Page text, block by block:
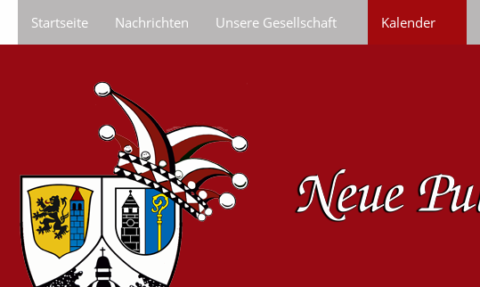
Startseite Nachrichten Unsere Gesellschaft Kalender